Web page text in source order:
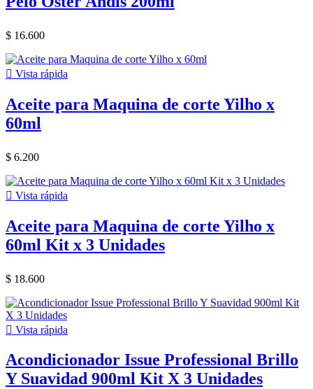
$ 16.600
 Vista rápida
Aceite para Maquina de corte Yilho x
60ml
$ 6.200
 Vista rápida
Aceite para Maquina de corte Yilho x
60ml Kit x 3 Unidades
$ 18.600
 Vista rápida
Acondicionador Issue Professional Brillo
Y Suavidad 900ml Kit X 3 Unidades